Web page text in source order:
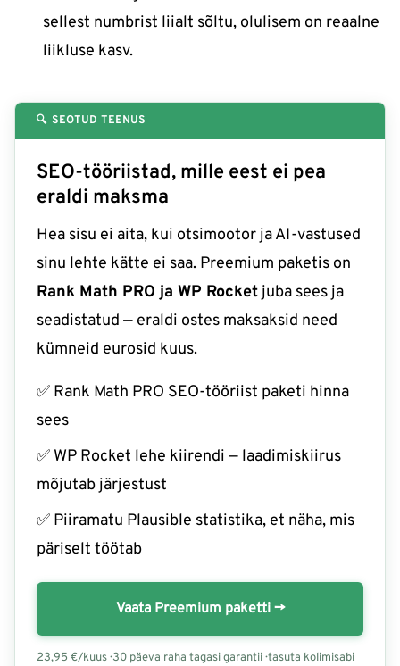
sellest numbrist liialt sõltu, olulisem on reaalne
liikluse kasv.
🔍 SEOTUD TEENUS
SEO-tööriistad, mille eest ei pea
eraldi maksma
Hea sisu ei aita, kui otsimootor ja AI-vastused
sinu lehte kätte ei saa. Preemium paketis on
Rank Math PRO ja WP Rocket juba sees ja
seadistatud — eraldi ostes maksaksid need
kümneid eurosid kuus.
✅ Rank Math PRO SEO-tööriist paketi hinna
sees
✅ WP Rocket lehe kiirendi — laadimiskiirus
mõjutab järjestust
✅ Piiramatu Plausible statistika, et näha, mis
päriselt töötab
Vaata Preemium paketti →
23,95 €/kuus · 30 päeva raha tagasi garantii · tasuta kolimisabi